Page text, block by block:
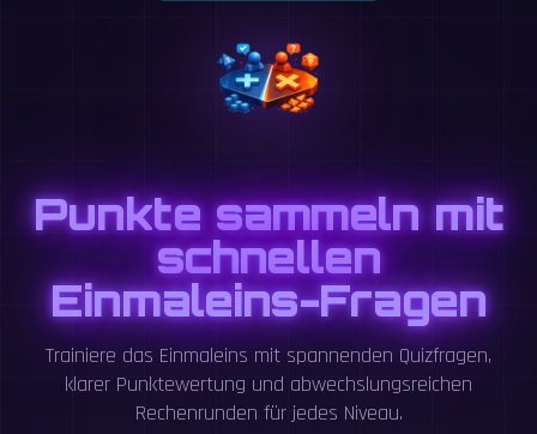
Punkte sammeln mit
schnellen
Einmaleins-Fragen
Trainiere das Einmaleins mit spannenden Quizfragen,
klarer Punktewertung und abwechslungsreichen
Rechenrunden für jedes Niveau.